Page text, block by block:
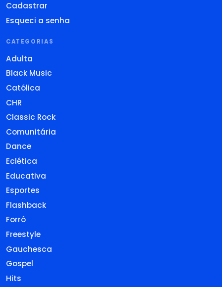
Cadastrar
Esqueci a senha
CATEGORIAS
Adulta
Black Music
Católica
CHR
Classic Rock
Comunitária
Dance
Eclética
Educativa
Esportes
Flashback
Forró
Freestyle
Gauchesca
Gospel
Hits